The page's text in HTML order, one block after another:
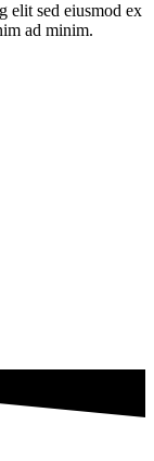
elit sed eiusmod ex
ad minim.